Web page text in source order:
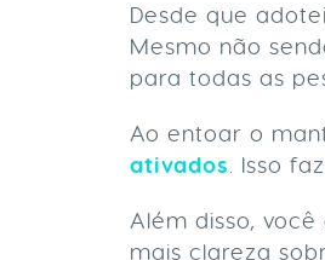
Desde que
Mesmo não
para todas as
Ao entoar o
ativados. Isso
Além disso,
mais clareza